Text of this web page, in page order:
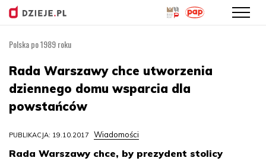
treści
Polska po 1989 roku
Rada Warszawy chce utworzenia
dziennego domu wsparcia dla
powstańców
PUBLIKACJA: 19.10.2017 Wiadomości
Rada Warszawy chce, by prezydent stolicy